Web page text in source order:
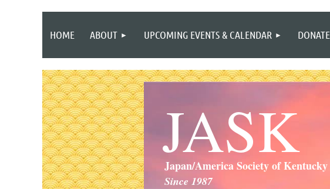
HOME ABOUT UPCOMING EVENTS & CALENDAR DONATE
JASK
Japan/America Society of Kentucky
Since 1987